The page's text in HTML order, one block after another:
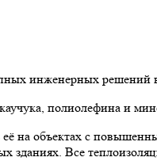
инженерных решений
полиолефина и
на объектах с
Все